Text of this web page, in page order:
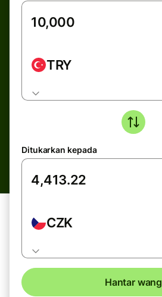
TRY
Ditukarkan kepada
CZK
Hantar wang